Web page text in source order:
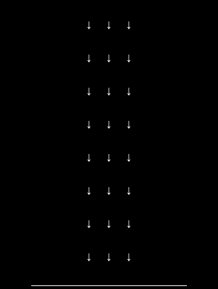
↓ ↓ ↓
↓ ↓ ↓
↓ ↓ ↓
↓ ↓ ↓
↓ ↓ ↓
↓ ↓ ↓
↓ ↓ ↓
↓ ↓ ↓